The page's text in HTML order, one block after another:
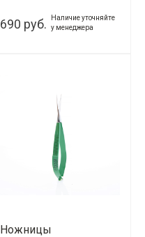
690 руб.
Наличие уточняйте
у менеджера
Ножницы